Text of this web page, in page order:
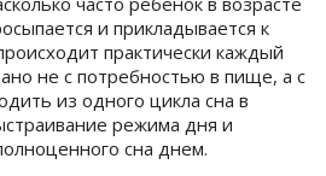
и прикладывается к
практически каждый
не с потребностью в пище, а с
из одного цикла сна в
режима дня и
сна днем.